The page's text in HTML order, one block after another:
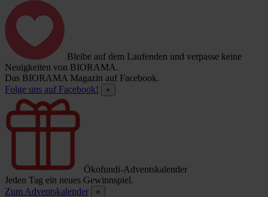
Bleibe auf dem Laufenden und verpasse keine
Neuigkeiten von BIORAMA.
Das BIORAMA Magazin auf Facebook.
Folge uns auf Facebook!
×
Ökofundi-Adventskalender
Jeden Tag ein neues Gewinnspiel.
Zum Adventskalender
×